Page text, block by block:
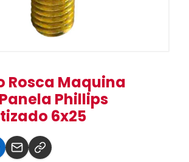
Rosca Maquina
Phillips
6x25